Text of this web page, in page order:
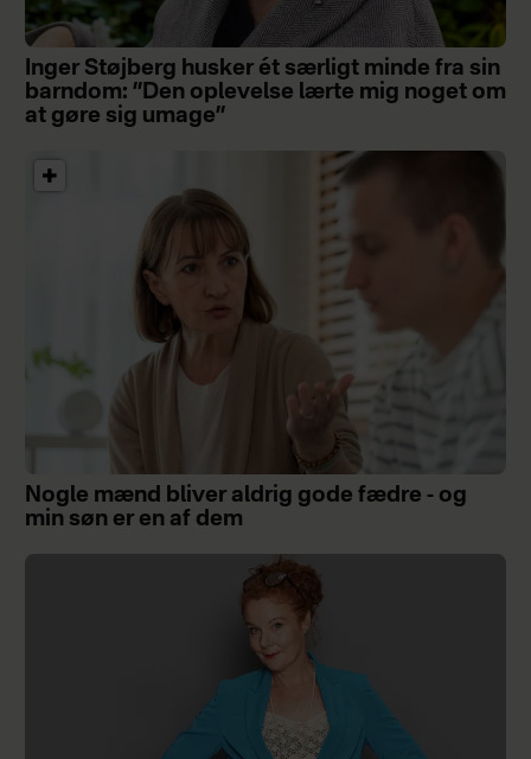
Inger Støjberg husker ét særligt minde fra sin
barndom: ”Den oplevelse lærte mig noget om
at gøre sig umage”
Nogle mænd bliver aldrig gode fædre - og
min søn er en af dem